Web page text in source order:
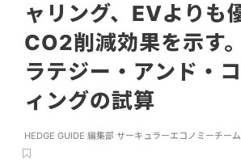
ャリング、EVよりも
CO2削減効果を示す
ラテジー・アンド・
ィングの試算
HEDGE GUIDE 編集部 サーキュラーエコノミーチーム